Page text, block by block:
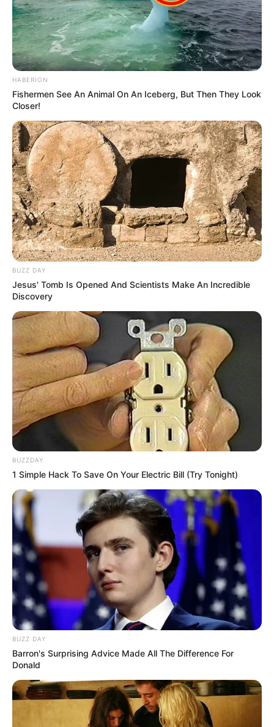
HABERION
Fishermen See An Animal On An Iceberg, But Then They Look
Closer!
BUZZ DAY
Jesus' Tomb Is Opened And Scientists Make An Incredible
Discovery
BUZZDAY
1 Simple Hack To Save On Your Electric Bill (Try Tonight)
BUZZ DAY
Barron's Surprising Advice Made All The Difference For
Donald